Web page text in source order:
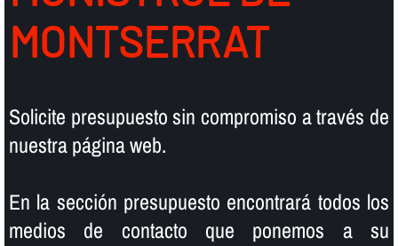
MONTSERRAT
Solicite presupuesto sin compromiso a través de
nuestra página web.
En la sección presupuesto encontrará todos los
medios de contacto que ponemos a su